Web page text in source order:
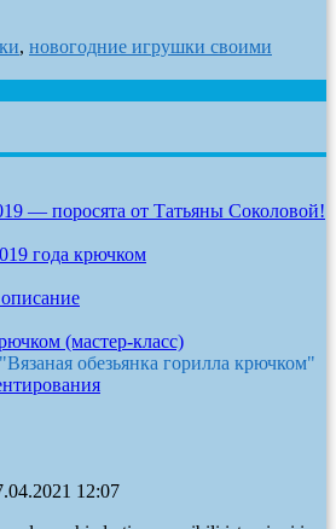
, новогодние игрушки своими
— поросята от Татьяны Соколовой!
года крючком
(мастер-класс)
"Вязаная обезьянка горилла крючком"
12:07